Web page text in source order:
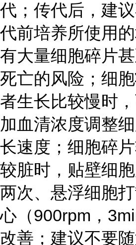
代；传代后，建
代前培养所使用
有大量细胞碎片
死亡的风险；细
者生长比较慢时
加血清浓度调整
长速度；细胞碎
较脏时，贴壁细
两次、悬浮细胞
心（900rpm，
改善；建议不要